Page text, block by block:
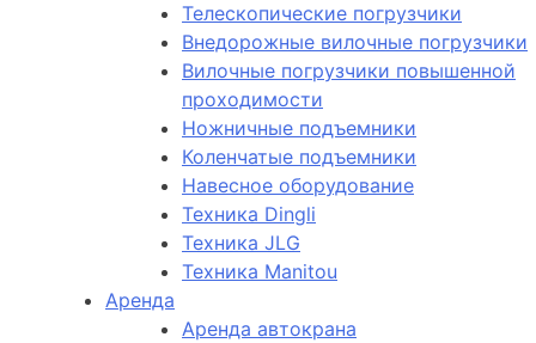
Телескопические погрузчики
Внедорожные вилочные погрузчики
Вилочные погрузчики повышенной
проходимости
Ножничные подъемники
Коленчатые подъемники
Навесное оборудование
Техника Dingli
Техника JLG
Техника Manitou
Аренда
Аренда автокрана